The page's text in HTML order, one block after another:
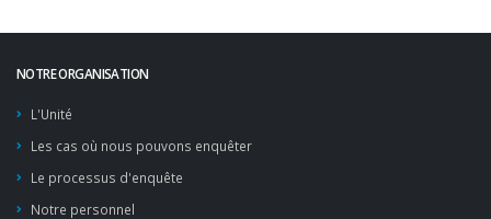
NOTRE ORGANISATION
L'Unité
Les cas où nous pouvons enquêter
Le processus d'enquête
Notre personnel